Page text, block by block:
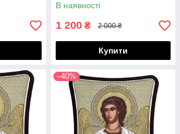
В наявності
1 200 ₴ 2 000 ₴
Купити
–40%